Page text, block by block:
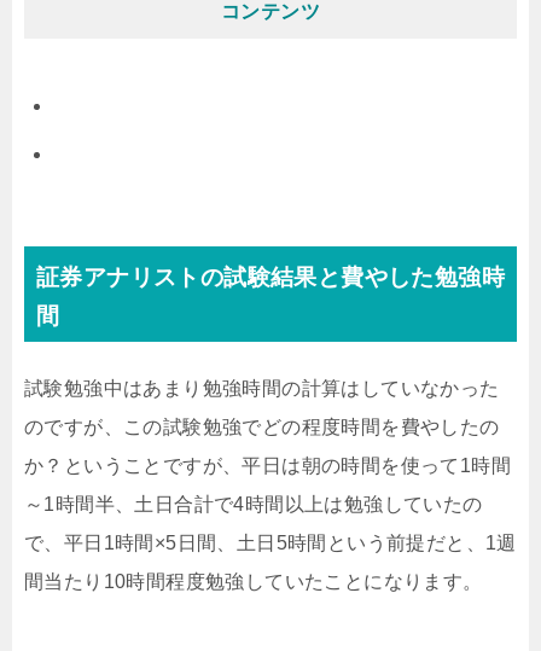
コンテンツ
証券アナリストの試験結果と費やした勉強時
間
試験勉強中はあまり勉強時間の計算はしていなかった
のですが、この試験勉強でどの程度時間を費やしたの
か？ということですが、平日は朝の時間を使って1時間
～1時間半、土日合計で4時間以上は勉強していたの
で、平日1時間×5日間、土日5時間という前提だと、1週
間当たり10時間程度勉強していたことになります。